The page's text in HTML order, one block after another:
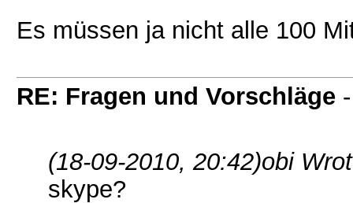
Es müssen ja nicht alle 100
RE: Fragen und Vorschläge
(18-09-2010, 20:42)obi
skype?